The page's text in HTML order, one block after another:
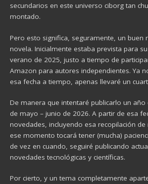
secundarios en este universo ciborg tan
montado.
Pero esto significa, seguramente, un buen
novela. Inicialmente estaba prevista para
verano de 2025, justo a tiempo de
Amazon para autores independientes. Ya
esa fecha a tiempo, apenas llevaré un
De manera que intentaré publicarlo un
de mayo – junio de 2026. A partir de esa
novedades, incluyendo esa recopilación de
ese momento tocará tener (mucha)
de vez en cuando, seguiré publicando
novedades tecnológicas y científicas.
Por cierto, y un tema completamente